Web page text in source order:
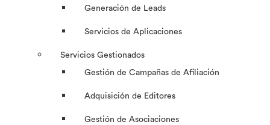
Generación de Leads
Servicios de Aplicaciones
Servicios Gestionados
Gestión de Campañas de Afiliación
Adquisición de Editores
Gestión de Asociaciones